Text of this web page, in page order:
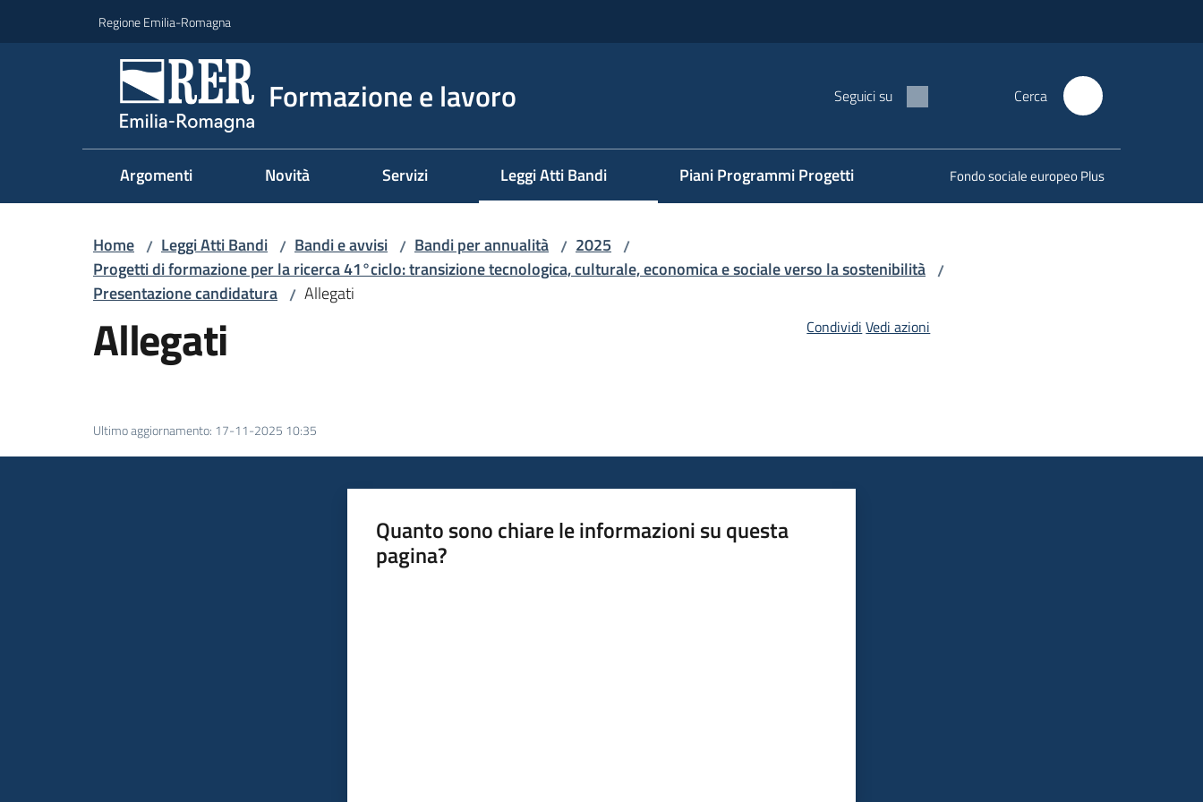
Regione Emilia-Romagna
Formazione e lavoro Seguici su Cerca
Argomenti Novità Servizi Leggi Atti Bandi Piani Programmi Progetti Fondo sociale europeo Plus
Home / Leggi Atti Bandi / Bandi e avvisi / Bandi per annualità / 2025 /
Progetti di formazione per la ricerca 41°ciclo: transizione tecnologica, culturale, economica e sociale verso la sostenibilità /
Presentazione candidatura / Allegati
Allegati Condividi Vedi azioni
Ultimo aggiornamento: 17-11-2025 10:35
Quanto sono chiare le informazioni su questa
pagina?